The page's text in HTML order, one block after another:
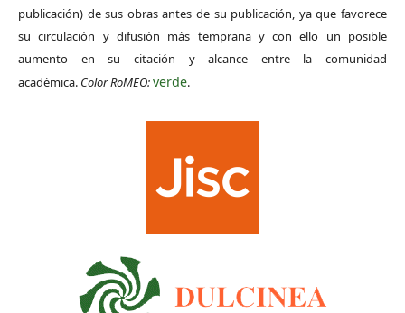
publicación) de sus obras antes de su publicación, ya que favorece
su circulación y difusión más temprana y con ello un posible
aumento en su citación y alcance entre la comunidad
académica. Color RoMEO:verde.